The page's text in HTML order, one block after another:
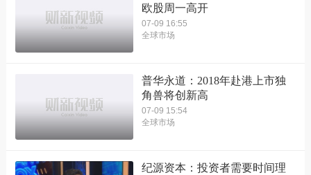
欧股周一高开
07-09 16:55
全球市场
普华永道：2018年赴港上市独
角兽将创新高
07-09 15:54
全球市场
纪源资本：投资者需要时间理